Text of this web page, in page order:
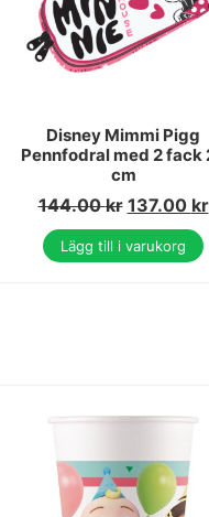
Disney Mimmi Pigg
Pennfodral med 2 fack
cm
144.00kr 137.00 kr
Lägg till i varukorg